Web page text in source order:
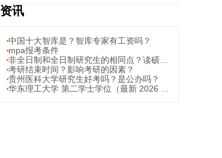
资讯
中国十大智库是？智库专家有工资吗？
mpa报考条件
考研结束时间？影响考研的因素？
贵州医科大学研究生好考吗？是公办吗？